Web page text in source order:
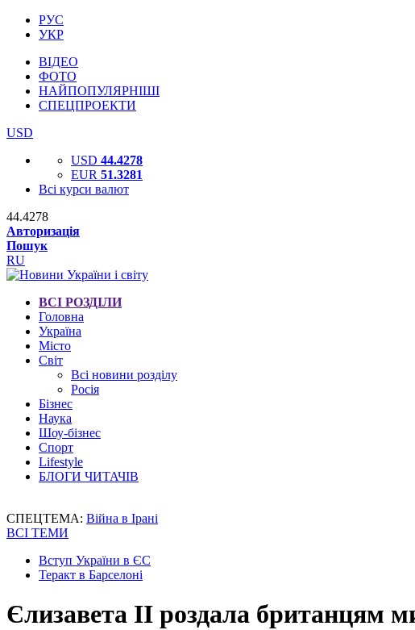
РУС
УКР
ВІДЕО
ФОТО
НАЙПОПУЛЯРНІШІ
СПЕЦПРОЕКТИ
USD
USD 44.4278
EUR 51.3281
Всі курси валют
44.4278
Авторизація
Пошук
RU
ВСІ РОЗДІЛИ
Головна
Україна
Місто
Світ
Всі новини розділу
Росія
Бізнес
Наука
Шоу-бізнес
Спорт
Lifestyle
БЛОГИ ЧИТАЧІВ
СПЕЦТЕМА: Війна в Ірані
ВСІ ТЕМИ
Вступ України в ЄС
Теракт в Барселоні
Єлизавета II роздала британцям